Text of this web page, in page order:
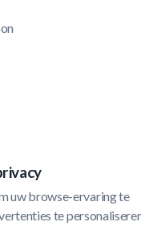
uw browse-ervaring te
te